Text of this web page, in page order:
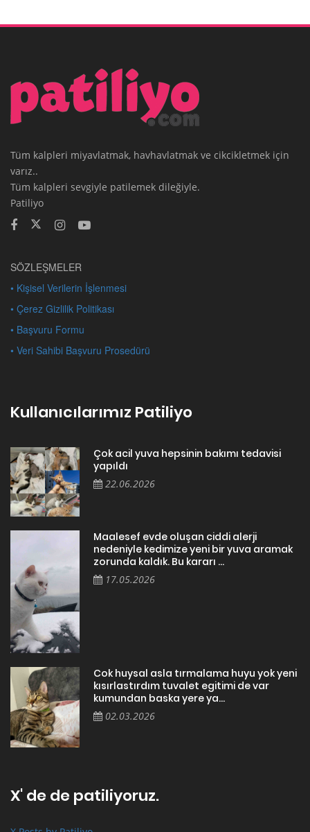
Tüm kalpleri miyavlatmak, havhavlatmak ve cikcikletmek için
varız..
Tüm kalpleri sevgiyle patilemek dileğiyle.
Patiliyo
SÖZLEŞMELER
• Kişisel Verilerin İşlenmesi
• Çerez Gizlilik Politikası
• Başvuru Formu
• Veri Sahibi Başvuru Prosedürü
Kullanıcılarımız Patiliyo
Çok acil yuva hepsinin bakımı tedavisi
yapıldı
22.06.2026
Maalesef evde oluşan ciddi alerji
nedeniyle kedimize yeni bir yuva aramak
zorunda kaldık. Bu kararı ...
17.05.2026
Cok huysal asla tırmalama huyu yok yeni
kısırlastırdım tuvalet egitimi de var
kumundan baska yere ya...
02.03.2026
X' de de patiliyoruz.